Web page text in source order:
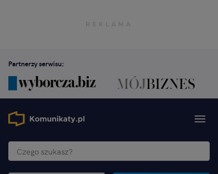
Partnerzy serwisu: